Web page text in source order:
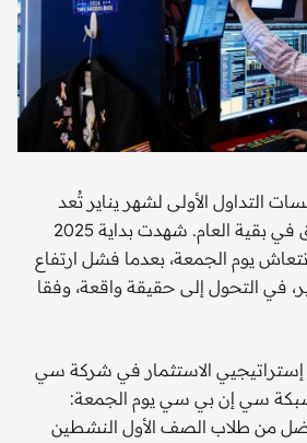
التداول الأولى لشهر يناير تُعد
مؤشرا مهما لأداء السوق في بقية العام. شهدت بداية 2025
يوم الجمعة، بعدما فشل ارتفاع
في التحول إلى حقيقة واقعة، وفقا
إستراتيجيي الاستثمار في شركة سي
سي إن بي سي يوم الجمعة:
من طلاب الصف الأول النشطين